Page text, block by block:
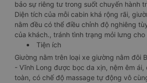
bảo sự riêng tư trong suốt chuyến hành
Diện tích của mỗi cabin khá rộng rãi,
nằm đều có thể điều chỉnh độ nghiêng
của khách., tránh tình trạng mỏi lưng cho
Tiện ích
Giường nằm trên loại xe giường nằm đôi
- Vĩnh Long được bọc da xịn, nệm êm ái,
toàn, có chế độ massage tự động vô